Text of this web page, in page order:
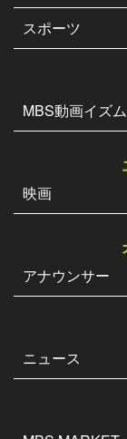
スポーツ
MBS動画イズム
映画
アナウンサー
ニュース